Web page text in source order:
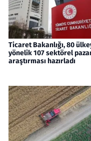
Ticaret Bakanlığı, 80
yönelik 107 sektörel
araştırması hazırladı